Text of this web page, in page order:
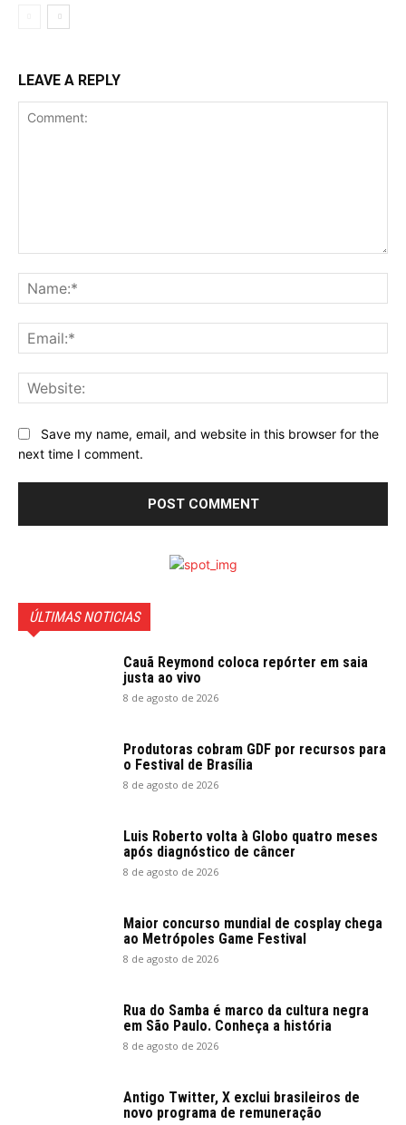
LEAVE A REPLY
Save my name, email, and website in this browser for the
next time I comment.
ÚLTIMAS NOTICIAS
Cauã Reymond coloca repórter em saia
justa ao vivo
8 de agosto de 2026
Produtoras cobram GDF por recursos para
o Festival de Brasília
8 de agosto de 2026
Luis Roberto volta à Globo quatro meses
após diagnóstico de câncer
8 de agosto de 2026
Maior concurso mundial de cosplay chega
ao Metrópoles Game Festival
8 de agosto de 2026
Rua do Samba é marco da cultura negra
em São Paulo. Conheça a história
8 de agosto de 2026
Antigo Twitter, X exclui brasileiros de
novo programa de remuneração